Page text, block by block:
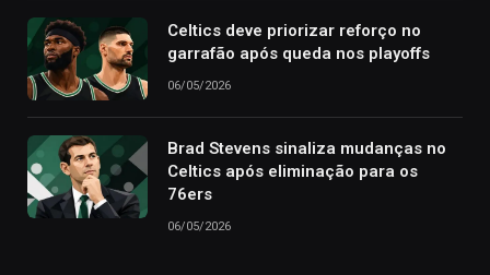
Celtics deve priorizar reforço no
garrafão após queda nos playoffs
06/05/2026
Brad Stevens sinaliza mudanças no
Celtics após eliminação para os
76ers
06/05/2026